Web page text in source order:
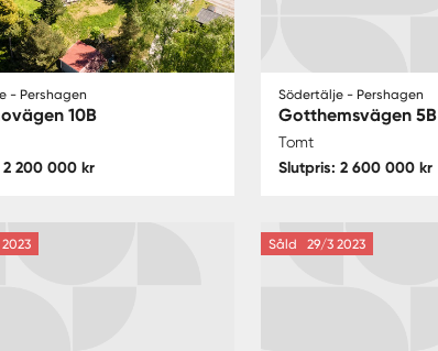
- Pershagen
10B
2 200 000 kr
Södertälje - Pershagen
Gotthemsvägen 5B
Tomt
Slutpris: 2 600 000 kr
Såld 29/3 2023